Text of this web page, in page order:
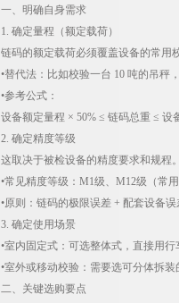
一、明确自身需求
1. 确定量程（额定载荷）
链码的额定载荷必须覆盖设备的常用
•替代法：比如校验一台 10 吨的吊秤
•参考公式：
设备额定量程 × 50% ≤ 链码总重 ≤ 设
2. 确定精度等级
这取决于被检设备的精度要求和规程
•常见精度等级： M1级、 M12级（常
•原则：链码的极限误差 + 配套设备
3. 确定使用场景
•室内固定式：可选整体式，直接用行
•室外或移动校验：需要选可分体拆
二、关键选购要点